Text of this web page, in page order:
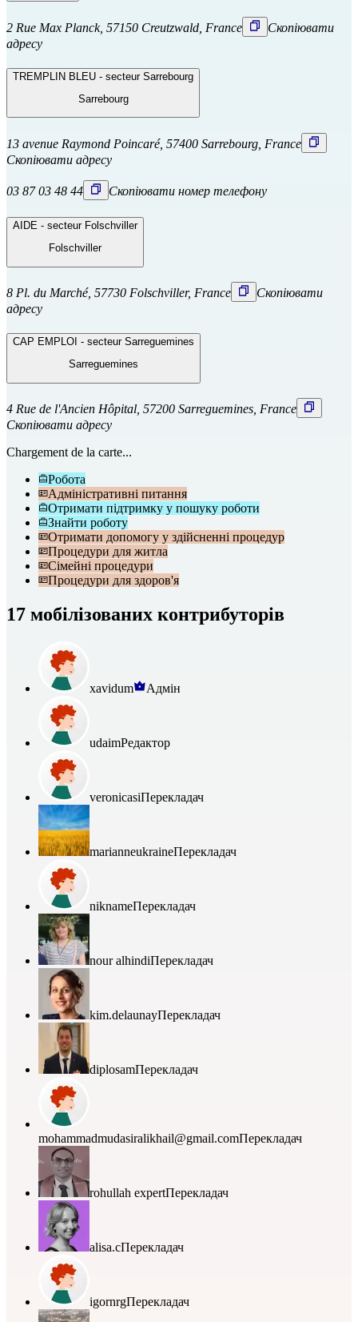
2 Rue Max Planck, 57150 Creutzwald, France
Скопіювати
адресу
TREMPLIN BLEU - secteur Sarrebourg
Sarrebourg
13 avenue Raymond Poincaré, 57400 Sarrebourg, France
Скопіювати адресу
03 87 03 48 44 Скопіювати номер телефону
AIDE - secteur Folschviller
Folschviller
8 Pl. du Marché, 57730 Folschviller, France
Скопіювати
адресу
CAP EMPLOI - secteur Sarreguemines
Sarreguemines
4 Rue de l'Ancien Hôpital, 57200 Sarreguemines, France
Скопіювати адресу
Chargement de la carte...
Робота
Адміністративні питання
Отримати підтримку у пошуку роботи
Знайти роботу
Отримати допомогу у здійсненні процедур
Процедури для житла
Сімейні процедури
Процедури для здоров'я
17 мобілізованих контрибуторів
xavidum Адмін
udaimРедактор
veronicasiПерекладач
marianneukraineПерекладач
niknameПерекладач
nour alhindiПерекладач
kim.delaunayПерекладач
diplosamПерекладач
mohammadmudasiralikhail@gmail.comПерекладач
rohullah expertПерекладач
alisa.cПерекладач
igornrgПерекладач